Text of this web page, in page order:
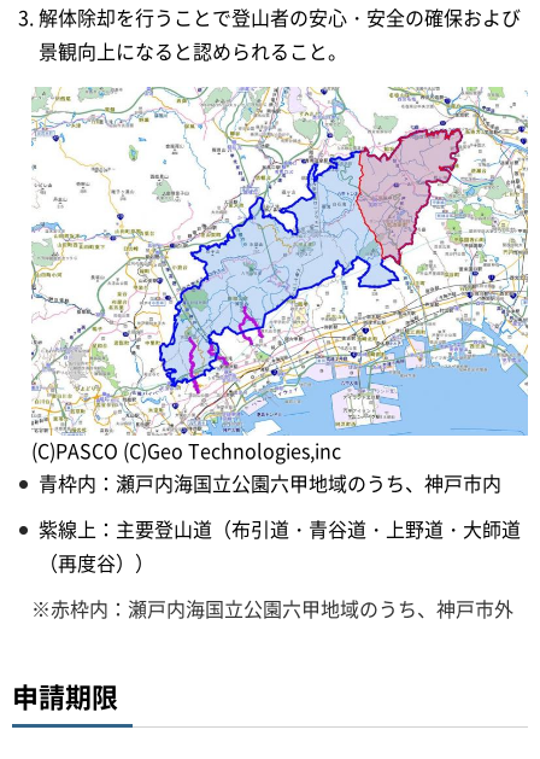
解体除却を行うことで登山者の安心・安全の確保および
景観向上になると認められること。
(C)PASCO (C)Geo Technologies,inc
青枠内：瀬戸内海国立公園六甲地域のうち、神戸市内
紫線上：主要登山道（布引道・青谷道・上野道・大師道
（再度谷））
※赤枠内：瀬戸内海国立公園六甲地域のうち、神戸市外
申請期限